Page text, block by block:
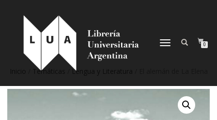
NAVEGACIÓN
0
Temáticas Lengua y Literatura